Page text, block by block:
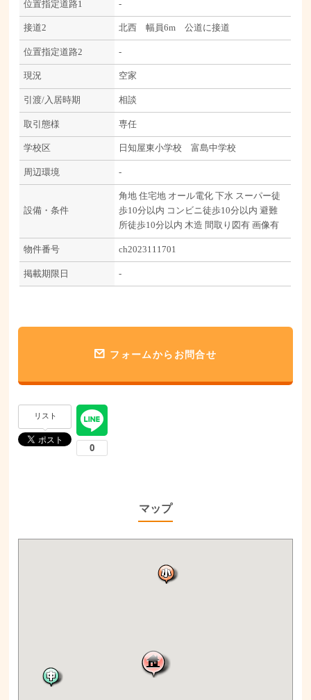
位置指定道路1 -
接道2 北西 幅員6m 公道に接道
位置指定道路2 -
現況 空家
引渡/入居時期 相談
取引態様 専任
学校区 日知屋東小学校 富島中学校
周辺環境 -
設備・条件
角地 住宅地 オール電化 下水 スーパー徒
歩10分以内 コンビニ徒歩10分以内 避難
所徒歩10分以内 木造 間取り図有 画像有
物件番号 ch2023111701
掲載期限日 -
フォームからお問合せ
リスト
マップ